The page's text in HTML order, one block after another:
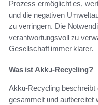
Prozess ermöglicht es,
und die negativen
zu verringern. Die
verantwortungsvoll zu
Gesellschaft immer klarer.
Was ist Akku-Recycling?
Akku-Recycling beschreibt
gesammelt und aufbereitet